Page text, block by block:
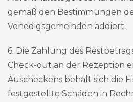
gemäß den Bestimmungen
Venedigsgemeinden addiert.
6. Die Zahlung des
Check-out an der Rezeption
Auscheckens behält sich die
festgestellte Schäden in